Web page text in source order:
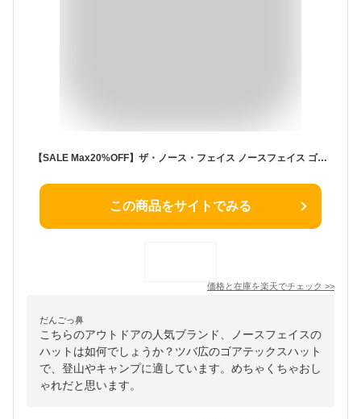
【SALE Max20%OFF】ザ・ノース・フェイス ノースフェイス ゴアテックスハット THE NORTH FACE GORE-TEX Hat メンズ レディース ユニセックス NN42501 つば広 紫外線対策 UVカット 帽子 男女兼用 普段使い 防水透湿 梅雨 トレッキング 登山 フェス 旅行 キャンプ アウトドア
この商品をサイトでみる
価格と在庫を楽天でチェック >>
だんごっ鼻
こちらのアウトドアの人気ブランド、ノースフェイスの
ハットは如何でしょうか？ツバ広のゴアテックスハット
で、登山やキャンプに適しています。めちゃくちゃおし
ゃれだと思います。